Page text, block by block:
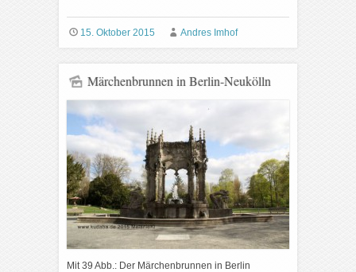
15. Oktober 2015 Andres Imhof
Märchenbrunnen in Berlin-Neukölln
Mit 39 Abb.: Der Märchenbrunnen in Berlin